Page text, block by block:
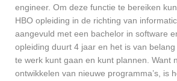
engineer. Om deze functie te bereiken
HBO opleiding in de richting van
aangevuld met een bachelor in software
opleiding duurt 4 jaar en het is van
te werk kunt gaan en kunt plannen. Want
ontwikkelen van nieuwe programma’s, is